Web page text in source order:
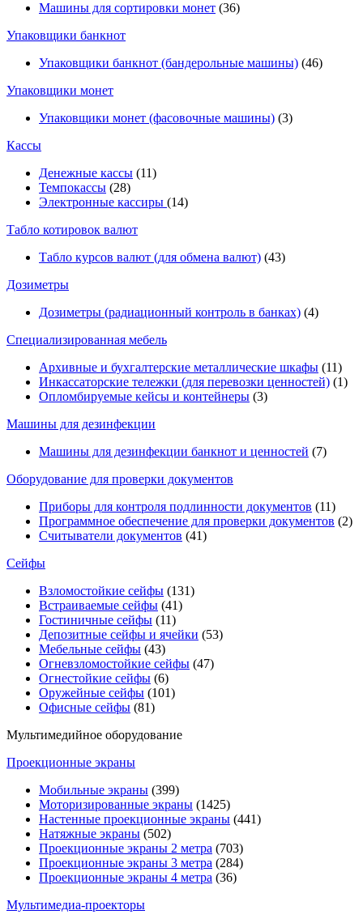
Машины для сортировки монет (36)
Упаковщики банкнот
Упаковщики банкнот (бандерольные машины) (46)
Упаковщики монет
Упаковщики монет (фасовочные машины) (3)
Кассы
Денежные кассы (11)
Темпокассы (28)
Электронные кассиры (14)
Табло котировок валют
Табло курсов валют (для обмена валют) (43)
Дозиметры
Дозиметры (радиационный контроль в банках) (4)
Специализированная мебель
Архивные и бухгалтерские металлические шкафы (11)
Инкассаторские тележки (для перевозки ценностей) (1)
Опломбируемые кейсы и контейнеры (3)
Машины для дезинфекции
Машины для дезинфекции банкнот и ценностей (7)
Оборудование для проверки документов
Приборы для контроля подлинности документов (11)
Программное обеспечение для проверки документов (2)
Считыватели документов (41)
Сейфы
Взломостойкие сейфы (131)
Встраиваемые сейфы (41)
Гостиничные сейфы (11)
Депозитные сейфы и ячейки (53)
Мебельные сейфы (43)
Огневзломостойкие сейфы (47)
Огнестойкие сейфы (6)
Оружейные сейфы (101)
Офисные сейфы (81)
Мультимедийное оборудование
Проекционные экраны
Мобильные экраны (399)
Моторизированные экраны (1425)
Настенные проекционные экраны (441)
Натяжные экраны (502)
Проекционные экраны 2 метра (703)
Проекционные экраны 3 метра (284)
Проекционные экраны 4 метра (36)
Мультимедиa-проекторы